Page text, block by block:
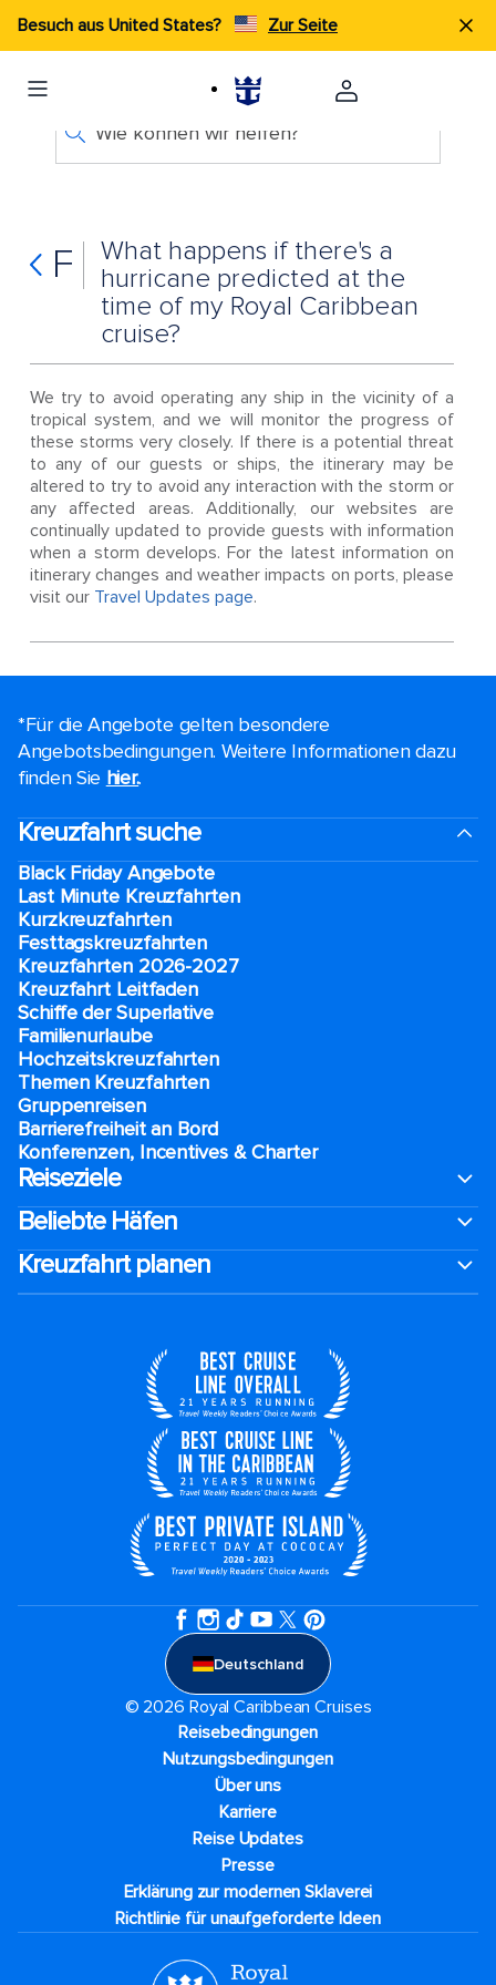
Besuch aus United States? Zur Seite
Wie können wir helfen?
F
What happens if there's a
hurricane predicted at the
time of my Royal Caribbean
cruise?
We try to avoid operating any ship in the vicinity of a
tropical system, and we will monitor the progress of
these storms very closely. If there is a potential threat
to any of our guests or ships, the itinerary may be
altered to try to avoid any interaction with the storm or
any affected areas. Additionally, our websites are
continually updated to provide guests with information
when a storm develops. For the latest information on
itinerary changes and weather impacts on ports, please
visit our Travel Updates page.
*Für die Angebote gelten besondere
Angebotsbedingungen. Weitere Informationen dazu
finden Sie hier..
Kreuzfahrt suche
Black Friday Angebote
Last Minute Kreuzfahrten
Kurzkreuzfahrten​
Festtagskreuzfahrten​
Kreuzfahrten 2026-2027
Kreuzfahrt Leitfaden
Schiffe der Superlative
Familienurlaube​
Hochzeitskreuzfahrten
Themen Kreuzfahrten
Gruppenreisen
Barrierefreiheit an Bord​
Konferenzen, Incentives & Charter
Reiseziele
Beliebte Häfen
Kreuzfahrt planen
Deutschland
© 2026 Royal Caribbean Cruises
Reisebedingungen
Nutzungsbedingungen
Über uns
Karriere​
Reise Updates​
Presse
Erklärung zur modernen Sklaverei
Richtlinie für unaufgeforderte Ideen